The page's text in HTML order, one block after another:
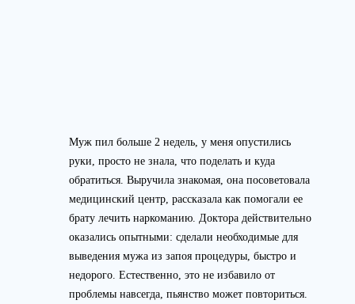
Муж пил больше 2 недель, у меня опустились
руки, просто не знала, что поделать и куда
обратиться. Выручила знакомая, она посоветовала
медицинский центр, рассказала как помогали ее
брату лечить наркоманию. Доктора действительно
оказались опытными: сделали необходимые для
выведения мужа из запоя процедуры, быстро и
недорого. Естественно, это не избавило от
проблемы навсегда, пьянство может повториться.